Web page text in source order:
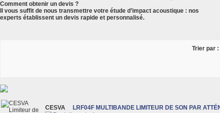
Comment obtenir un devis ?
Il vous suffit de nous transmettre votre étude d’impact acoustique : nos
experts établissent un devis rapide et personnalisé.
Trier par :
CESVA LRF04F MULTIBANDE LIMITEUR DE SON PAR